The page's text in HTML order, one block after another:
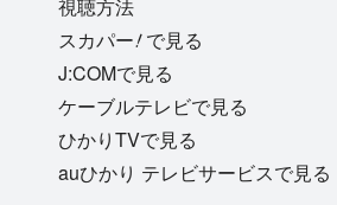
視聴方法
スカパー!で見る
J:COMで見る
ケーブルテレビで見る
ひかりTVで見る
auひかり テレビサービスで見る